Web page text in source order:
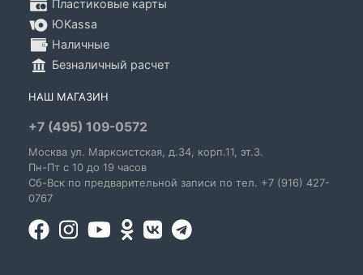
Пластиковые карты
ЮKassa
Наличные
Безналичный расчет
НАШ МАГАЗИН
+7 (495) 109-0572
Москва ул. Марксистская, д.34, корп.11, эт.3.
Пн-Пт c 10 до 19 часов
Сб-Вск по предварительной записи по тел. +7 (916) 427-
0767